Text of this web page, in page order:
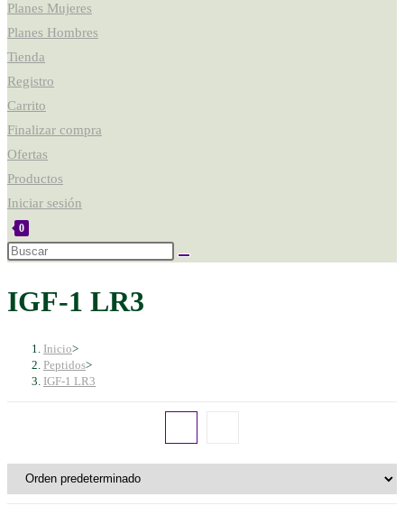
Planes Mujeres
Planes Hombres
Tienda
Registro
Carrito
Finalizar compra
Ofertas
Productos
Iniciar sesión
0
IGF-1 LR3
Inicio>
Peptidos>
IGF-1 LR3